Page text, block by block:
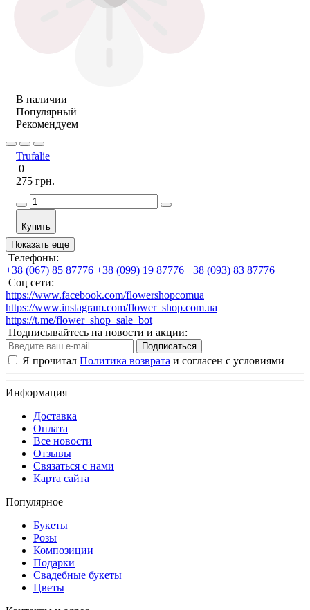
В наличии
Популярный
Рекомендуем
Trufalie
0
275 грн.
Купить
Показать еще
Телефоны:
+38 (067) 85 87776 +38 (099) 19 87776 +38 (093) 83 87776
Соц сети:
https://www.facebook.com/flowershopcomua
https://www.instagram.com/flower_shop.com.ua
https://t.me/flower_shop_sale_bot
Подписывайтесь на новости и акции:
Подписаться
Я прочитал Политика возврата и согласен с условиями
Информация
Доставка
Оплата
Все новости
Отзывы
Связаться с нами
Карта сайта
Популярное
Букеты
Розы
Композиции
Подарки
Свадебные букеты
Цветы